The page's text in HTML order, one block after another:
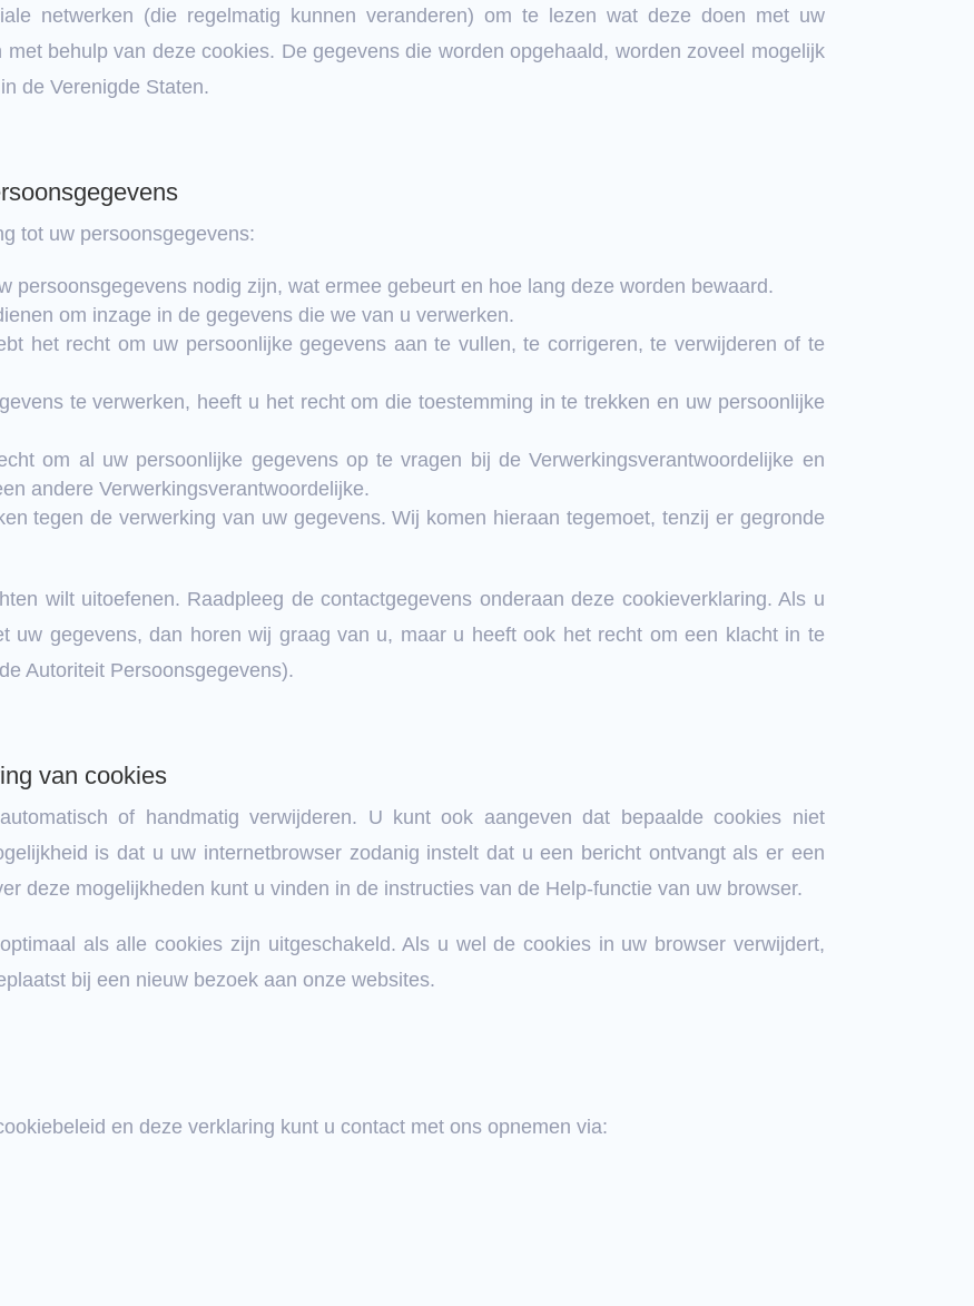
netwerken (die regelmatig kunnen veranderen) om te lezen wat deze doen met uw
behulp van deze cookies. De gegevens die worden opgehaald, worden zoveel mogelijk
de Verenigde Staten.
tot uw persoonsgegevens:
persoonsgegevens nodig zijn, wat ermee gebeurt en hoe lang deze worden bewaard.
om inzage in de gegevens die we van u verwerken.
het recht om uw persoonlijke gegevens aan te vullen, te corrigeren, te verwijderen of te
te verwerken, heeft u het recht om die toestemming in te trekken en uw persoonlijke
om al uw persoonlijke gegevens op te vragen bij de Verwerkingsverantwoordelijke en
andere Verwerkingsverantwoordelijke.
tegen de verwerking van uw gegevens. Wij komen hieraan tegemoet, tenzij er gegronde
wilt uitoefenen. Raadpleeg de contactgegevens onderaan deze cookieverklaring. Als u
uw gegevens, dan horen wij graag van u, maar u heeft ook het recht om een klacht in te
Autoriteit Persoonsgegevens).
van cookies
of handmatig verwijderen. U kunt ook aangeven dat bepaalde cookies niet
is dat u uw internetbrowser zodanig instelt dat u een bericht ontvangt als er een
deze mogelijkheden kunt u vinden in de instructies van de Help-functie van uw browser.
als alle cookies zijn uitgeschakeld. Als u wel de cookies in uw browser verwijdert,
bij een nieuw bezoek aan onze websites.
en deze verklaring kunt u contact met ons opnemen via: